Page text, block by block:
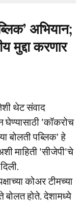
अभियान;
मुद्दा करणार
थेट संवाद
घेण्यासाठी 'कॉकरोच
बोलती पब्लिक' हे
माहिती 'सीजेपी'चे
कोअर टीमच्या
होते. देशामध्ये